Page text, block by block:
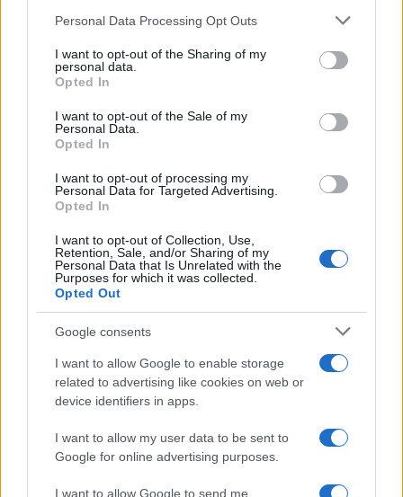
Please note that this website/app uses one or more Google
not limited to your visit or usage behaviour. You may click to
grant or deny consent to Google and its third-party tags to
use your data for below specified purposes in below Google
consent section.
Personal Data Processing Opt Outs
I want to opt-out of the Sharing of my
personal data.
Opted In
I want to opt-out of the Sale of my
Personal Data.
Opted In
I want to opt-out of processing my
Personal Data for Targeted Advertising.
Opted In
I want to opt-out of Collection, Use,
Retention, Sale, and/or Sharing of my
Personal Data that Is Unrelated with the
Purposes for which it was collected.
Opted Out
Google consents
I want to allow Google to enable storage
related to advertising like cookies on web or
device identifiers in apps.
I want to allow my user data to be sent to
Google for online advertising purposes.
I want to allow Google to send me
τα κενά στους ισχυρισμούς του ιδιοκτήτη
Μετέτρεψαν το Σαρακήνικο της Μήλου σε
ελικοδρόμιο – «Πάρκαραν» το ελικόπτερο
τους για να κάνουν μπάνιο
Μπρίτνεϊ Σπίαρς: Έκανε αποτυχημένο
μπότοξ και ανέβασε στο Instagram την
εμπειρία της
Ο δημοσιογράφος Βασίλης Τσεκούρας
ανακοίνωσε ότι παντρεύεται τη σύντροφό
του, Γωγώ Μπαλή
Γιάννης Παπαμιχαήλ: «Η απαγόρευση
αφορά στη χρήση της εικόνας και της
φωνής της Αλίκης Βουγιουκλάκη μέσω AI»
Πιο σχολιασμένα
Στην Κρήτη ο Κυριάκος Μητσοτάκης,
συνεχίζει τις ολιγοήμερες διακοπές του –
Πού βρέθηκε το Σάββατο
Το οικονομικό πρόγραμμα της ΕΛΑΣ που
θα παρουσιάσει ο Αλέξης Τσίπρας στη
Θεσσαλονίκη: Σχέδιο τετραετίας